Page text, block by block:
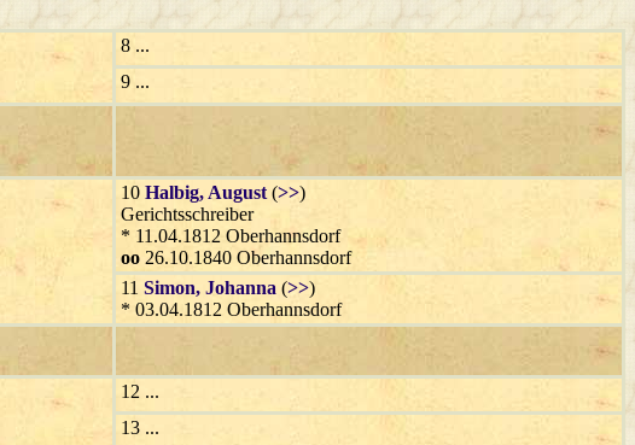
8 ...
9 ...
10 Halbig, August (>>)
Gerichtsschreiber
* 11.04.1812 Oberhannsdorf
oo 26.10.1840 Oberhannsdorf
11 Simon, Johanna (>>)
* 03.04.1812 Oberhannsdorf
12 ...
13 ...